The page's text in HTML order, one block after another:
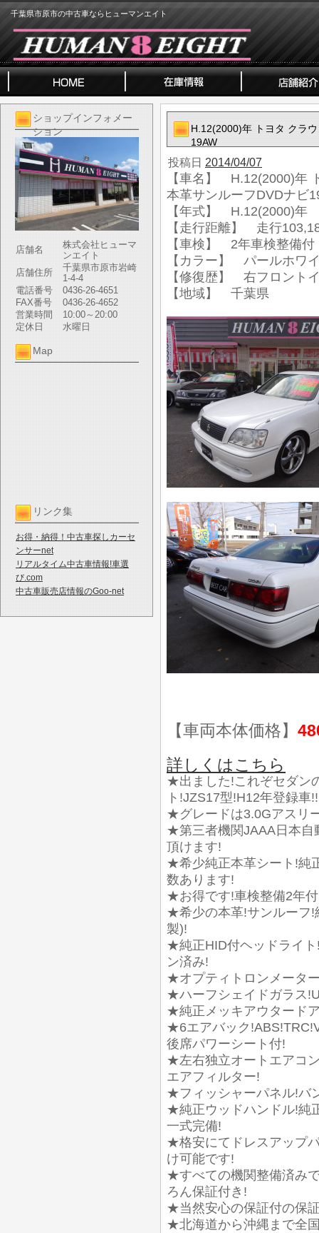
千葉県市原市の中古車ならヒューマンエイト
ショップインフォメー
ション
店舗名
株式会社ヒューマ
ンエイト
店舗住所
千葉県市原市岩崎
1-4-4
電話番号
0436-26-4651
FAX番号
0436-26-4652
営業時間
10:00～20:00
定休日
水曜日
Map
リンク集
お得・納得！中古車探しカーセ
ンサーnet
リアルタイム中古車情報!車選
び.com
中古車販売店情報のGoo-net
H.12(2000)年 トヨタ クラ
19AW
投稿日 2014/04/07
【車名】 H.12(2000)年
本革サンルーフDVDナビ
【年式】 H.12(2000)年
【走行距離】 走行
【車検】 2年車検整備付
【カラー】 パールホワ
【修復歴】 右フロント
【地域】 千葉県
【車両本体価格】
詳しくはこちら
★出ました!これぞセダン
ト!JZS17型!H12年登録車!!
★グレードは3.0Gアスリ
★第三者機関JAAA日本自
頂けます!
★希少純正本革シート!純
数あります!
★お得です!車検整備2年
★希少の本革!サンルーフ!
製)!
★純正HID付ヘッドライ
ン済み!
★オプティトロンメータ
★ハーフシェイドガラス
★純正メッキアウタード
★6エアバック
後席パワーシート付!
★左右独立オートエアコ
エアフィルター!
★フィッシャーパネル!バ
★純正ウッドハンドル!純
一式完備!
★格安にてドレスアップ
け可能です!
★すべての機関整備済み
ろん保証付き!
★当然安心の保証付の保
★北海道から沖縄まで全